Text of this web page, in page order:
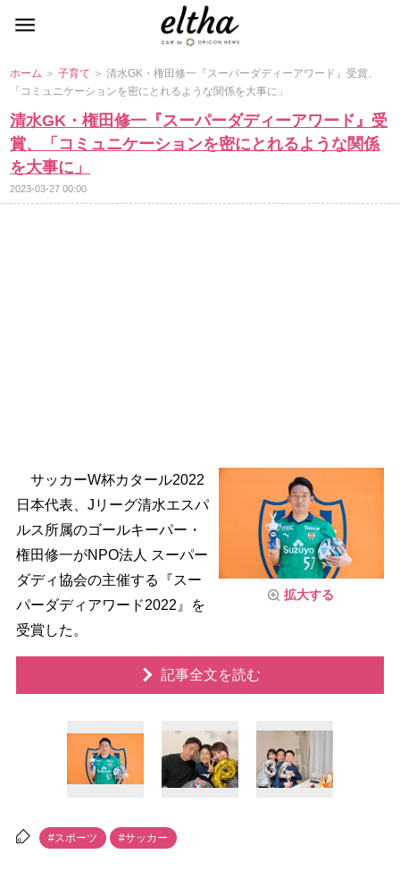
ホーム ＞子育て ＞ 清水GK・権田修一『スーパーダディーアワード』受賞、
「コミュニケーションを密にとれるような関係を大事に」
清水GK・権田修一『スーパーダディーアワード』受
賞、「コミュニケーションを密にとれるような関係
を大事に」
2023-03-27 00:00
拡大する
サッカーW杯カタール2022
日本代表、Jリーグ清水エスパ
ルス所属のゴールキーパー・
権田修一がNPO法人 スーパー
ダディ協会の主催する『スー
パーダディアワード2022』を
受賞した。
記事全文を読む
#スポーツ #サッカー